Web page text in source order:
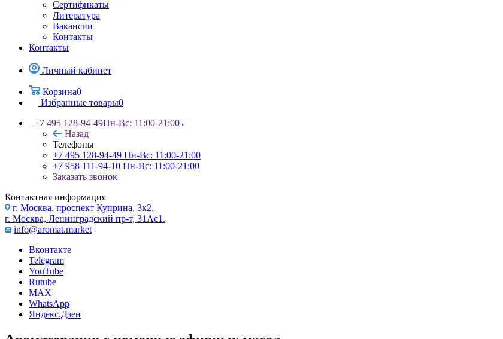
Сертификаты
Литература
Вакансии
Контакты
Контакты
Личный кабинет
Корзина0
Избранные товары0
+7 495 128-94-49Пн-Вс: 11:00-21:00
Назад
Телефоны
+7 495 128-94-49 Пн-Вс: 11:00-21:00
+7 958 111-94-10 Пн-Вс: 11:00-21:00
Заказать звонок
Контактная информация
г. Москва, проспект Куприна, 3к2.
г. Москва, Ленинградский пр-т, 31Ас1.
info@aromat.market
Вконтакте
Telegram
YouTube
Rutube
MAX
WhatsApp
Яндекс.Дзен